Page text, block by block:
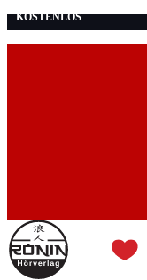
KOSTENLOS